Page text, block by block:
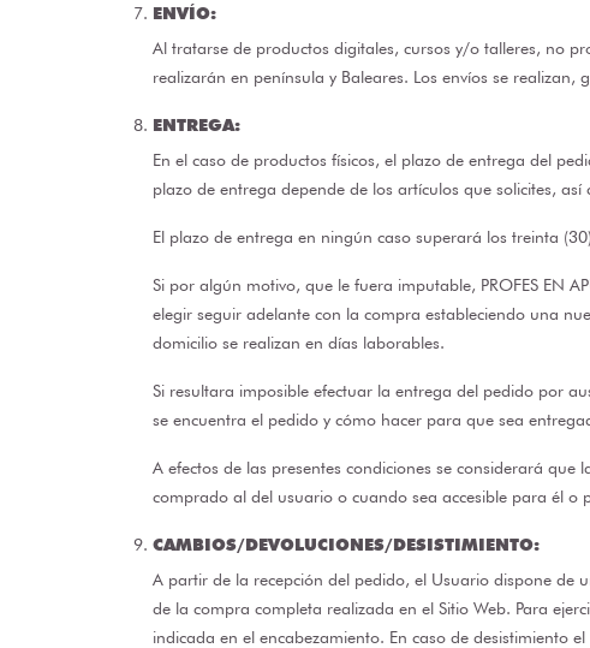
ENVÍO:
Al tratarse de productos digitales, cursos y/o talleres, no
realizarán en península y Baleares. Los envíos se
ENTREGA:
En el caso de productos físicos, el plazo de entrega del
plazo de entrega depende de los artículos que solicites,
El plazo de entrega en ningún caso superará los treinta
Si por algún motivo, que le fuera imputable, PROFES EN
elegir seguir adelante con la compra estableciendo una
domicilio se realizan en días laborables.
Si resultara imposible efectuar la entrega del pedido por
se encuentra el pedido y cómo hacer para que sea
A efectos de las presentes condiciones se considerará
comprado al del usuario o cuando sea accesible para él
CAMBIOS/DEVOLUCIONES/DESISTIMIENTO:
A partir de la recepción del pedido, el Usuario dispone de
de la compra completa realizada en el Sitio Web. Para
indicada en el encabezamiento. En caso de desistimiento